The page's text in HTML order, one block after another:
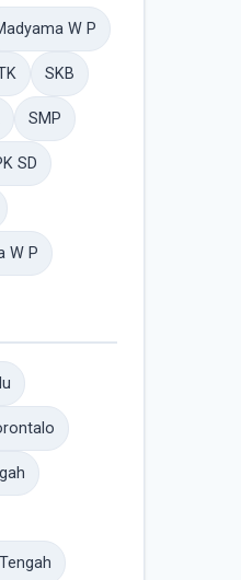
W P
SKB
SMP
SD
W P